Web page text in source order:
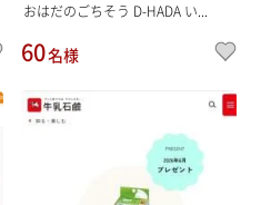
おはだのごちそう D-HADA い...
60名様